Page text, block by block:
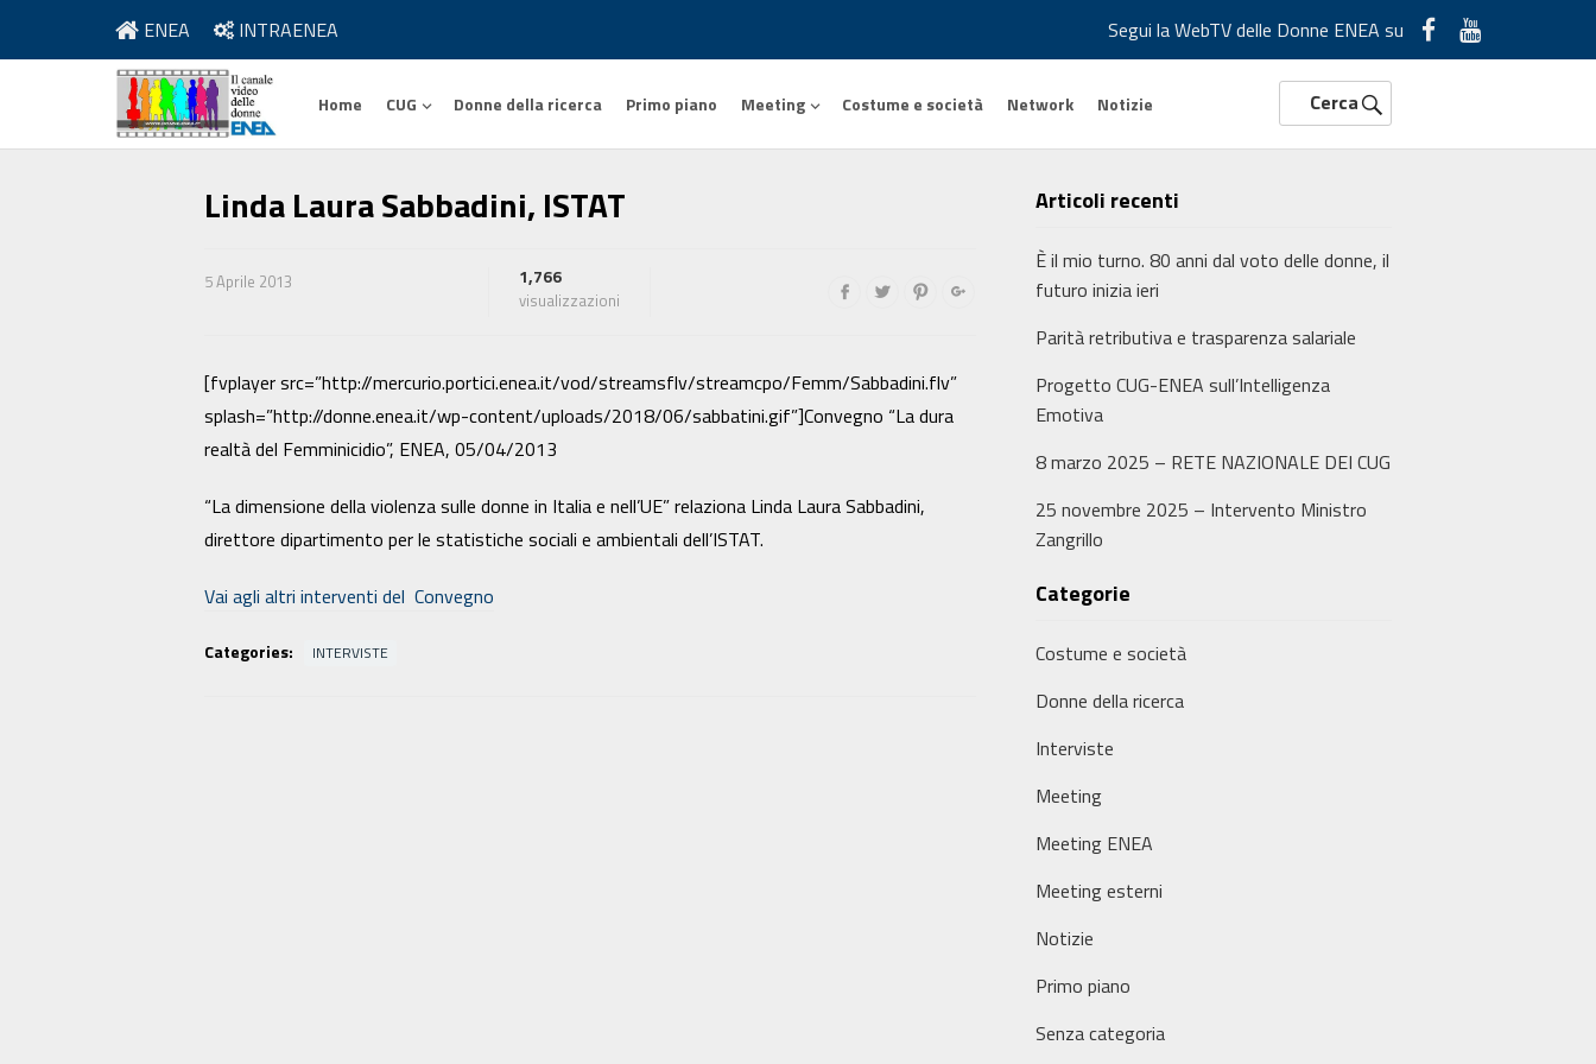
ENEA INTRAENEA Segui la WebTV delle Donne ENEA su
Home CUG Donne della ricerca Primo piano Meeting Costume e società Network Notizie Cerca
Linda Laura Sabbadini, ISTAT
5 Aprile 2013 1,766
visualizzazioni
[fvplayer src=”http://mercurio.portici.enea.it/vod/streamsflv/streamcpo/Femm/Sabbadini.flv”
splash=”http://donne.enea.it/wp-content/uploads/2018/06/sabbatini.gif”]Convegno “La dura
realtà del Femminicidio”, ENEA, 05/04/2013
“La dimensione della violenza sulle donne in Italia e nell’UE” relaziona Linda Laura Sabbadini,
direttore dipartimento per le statistiche sociali e ambientali dell’ISTAT.
Vai agli altri interventi del Convegno
Categories: INTERVISTE
Articoli recenti
È il mio turno. 80 anni dal voto delle donne, il
futuro inizia ieri
​Parità retributiva e trasparenza salariale
Progetto CUG-ENEA sull’Intelligenza
Emotiva
8 marzo 2025 – RETE NAZIONALE DEI CUG
25 novembre 2025 – Intervento Ministro
Zangrillo
Categorie
Costume e società
Donne della ricerca
Interviste
Meeting
Meeting ENEA
Meeting esterni
Notizie
Primo piano
Senza categoria